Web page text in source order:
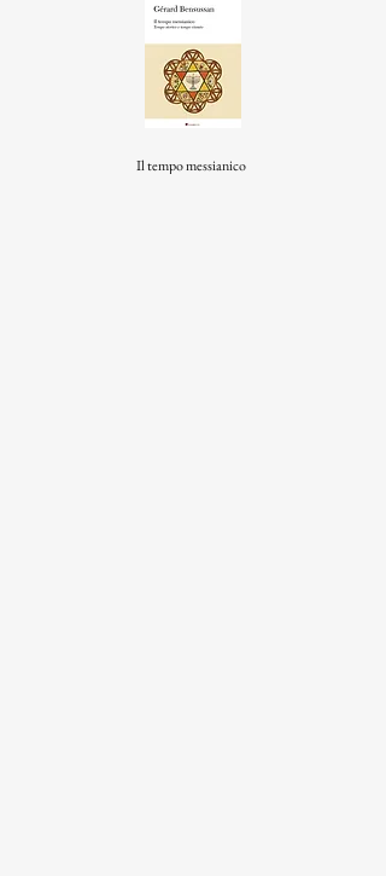
Il tempo messianico